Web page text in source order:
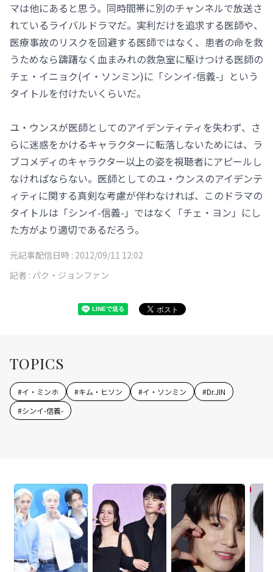
マは他にあると思う。同時間帯に別のチャンネルで放送さ
れているライバルドラマだ。実利だけを追求する医師や、
医療事故のリスクを回避する医師ではなく、患者の命を救
うためなら躊躇なく血まみれの救急室に駆けつける医師の
チェ・イニョク(イ・ソンミン)に「シンイ-信義-」という
タイトルを付けたいくらいだ。
ユ・ウンスが医師としてのアイデンティティを失わず、さ
らに迷惑をかけるキャラクターに転落しないためには、ラ
ブコメディのキャラクター以上の姿を視聴者にアピールし
なければならない。医師としてのユ・ウンスのアイデンテ
ィティに関する真剣な考慮が伴わなければ、このドラマの
タイトルは「シンイ-信義-」ではなく「チェ・ヨン」にし
た方がより適切であるだろう。
元記事配信日時 : 2012/09/11 12:02
記者 : パク・ジョンファン
TOPICS
#イ・ミンホ #キム・ヒソン #イ・ソンミン #Dr.JIN
#シンイ-信義-